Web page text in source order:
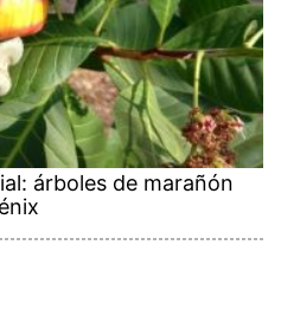
árboles de marañón